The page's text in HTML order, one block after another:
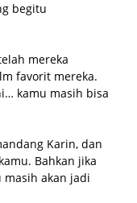
begitu
mereka
favorit mereka.
kamu masih bisa
Karin, dan
Bahkan jika
masih akan jadi